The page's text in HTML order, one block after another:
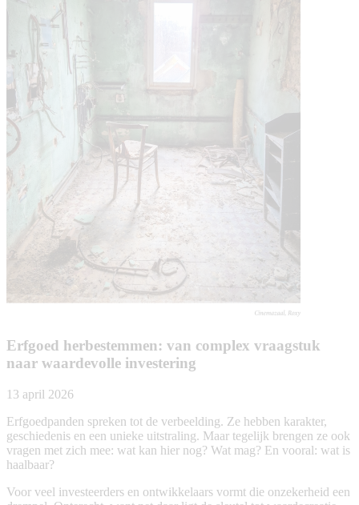
Erfgoed herbestemmen: van complex vraagstuk
naar waardevolle investering
13 april 2026
Erfgoedpanden spreken tot de verbeelding. Ze hebben karakter,
geschiedenis en een unieke uitstraling. Maar tegelijk brengen ze ook
vragen met zich mee: wat kan hier nog? Wat mag? En vooral: wat is
haalbaar?
Voor veel investeerders en ontwikkelaars vormt die onzekerheid een